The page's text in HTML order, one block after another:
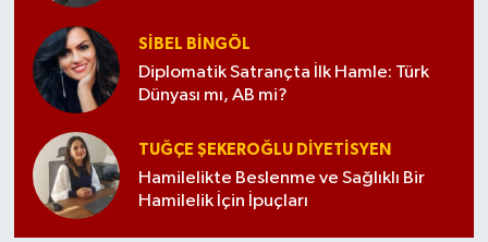
SIBEL BINGÖL
Diplomatik Satrançta İlk Hamle: Türk
Dünyası mı, AB mi?
TUĞÇE ŞEKEROĞLU DIYETISYEN
Hamilelikte Beslenme ve Sağlıklı Bir
Hamilelik İçin İpuçları